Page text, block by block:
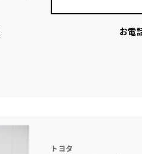
お電
トヨタ